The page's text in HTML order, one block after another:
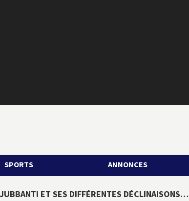
SPORTS ANNONCES
ET SES DIFFÉRENTES DÉCLINAISONS…